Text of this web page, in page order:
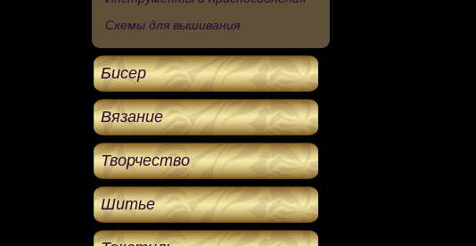
Схемы для вышивания
Бисер
Вязание
Творчество
Шитье